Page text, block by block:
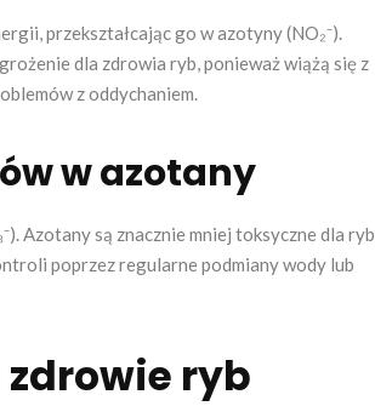
przekształcając go w azotyny (NO₂⁻).
dla zdrowia ryb, ponieważ wiążą się z
z oddychaniem.
w azotany
Azotany są znacznie mniej toksyczne dla ryb
poprzez regularne podmiany wody lub
ryb